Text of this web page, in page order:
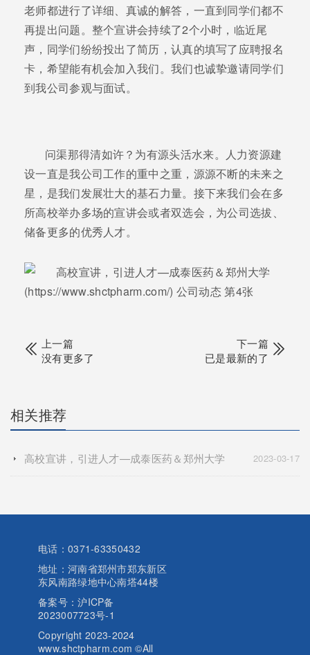
老师都进行了详细、真诚的解答，一直到同学们都不
再提出问题。整个宣讲会持续了2个小时，临近尾
声，同学们纷纷投出了简历，认真的填写了应聘报名
卡，希望能有机会加入我们。我们也诚挚邀请同学们
到我公司参观与面试。
问渠那得清如许？为有源头活水来。人力资源建
设一直是我公司工作的重中之重，源源不断的未来之
星，是我们发展壮大的基石力量。接下来我们会在多
所高校举办多场的宣讲会或者双选会，为公司选拔、
储备更多的优秀人才。
上一篇
没有更多了
下一篇
已是最新的了
相关推荐
高校宣讲，引进人才—成泰医药＆郑州大学 2023-03-17
电话：0371-63350432
地址：河南省郑州市郑东新区
东风南路绿地中心南塔44楼
备案号：沪ICP备
2023007723号-1
Copyright 2023-2024
www.shctpharm.com ©All